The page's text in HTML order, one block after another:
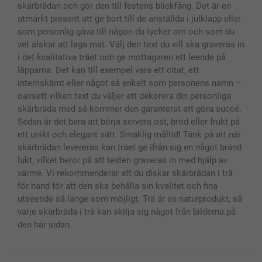
Presentkort
Alla fotoprodukter
skärbrädan och gör den till festens blickfång. Det är en
utmärkt present att ge bort till de anställda i julklapp eller
som personlig gåva till någon du tycker om och som du
vet älskar att laga mat. Välj den text du vill ska graveras in
i det kvalitativa träet och ge mottagaren ett leende på
läpparna. Det kan till exempel vara ett citat, ett
internskämt eller något så enkelt som personens namn –
oavsett vilken text du väljer att dekorera din personliga
skärbräda med så kommer den garanterat att göra succé.
Sedan är det bara att börja servera ost, bröd eller frukt på
ett unikt och elegant sätt. Smaklig måltid! Tänk på att när
skärbrädan levereras kan träet ge ifrån sig en något bränd
lukt, vilket beror på att texten graveras in med hjälp av
värme. Vi rekommenderar att du diskar skärbrädan i trä
för hand för att den ska behålla sin kvalitet och fina
utseende så länge som möjligt. Trä är en naturprodukt, så
varje skärbräda i trä kan skilja sig något från bilderna på
den här sidan.